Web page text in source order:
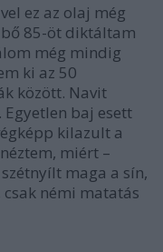
ez az olaj még
85-öt diktáltam
még mindig
ki az 50
között. Navit
baj esett
kilazult a
miért –
maga a sín,
csak némi matatás